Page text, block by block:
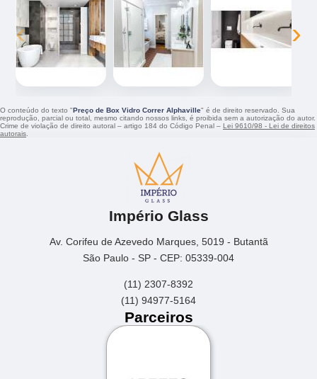
‹ ›
O conteúdo do texto "Preço de Box Vidro Correr Alphaville" é de direito reservado. Sua
reprodução, parcial ou total, mesmo citando nossos links, é proibida sem a autorização do autor.
Crime de violação de direito autoral – artigo 184 do Código Penal – Lei 9610/98 - Lei de direitos
autorais.
Império Glass
Av. Corifeu de Azevedo Marques, 5019 - Butantã
São Paulo - SP - CEP: 05339-004
(11) 2307-8392
(11) 94977-5164
Parceiros